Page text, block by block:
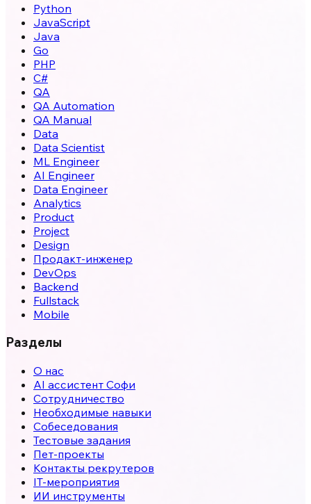
Python
JavaScript
Java
Go
PHP
C#
QA
QA Automation
QA Manual
Data
Data Scientist
ML Engineer
AI Engineer
Data Engineer
Analytics
Product
Project
Design
Продакт-инженер
DevOps
Backend
Fullstack
Mobile
Разделы
О нас
AI ассистент Софи
Сотрудничество
Необходимые навыки
Собеседования
Тестовые задания
Пет-проекты
Контакты рекрутеров
IT-мероприятия
ИИ инструменты